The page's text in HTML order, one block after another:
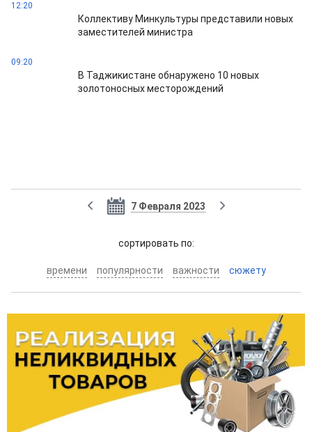
12:20
Коллективу Минкультуры представили новых
заместителей министра
09:20
В Таджикистане обнаружено 10 новых
золотоносных месторождений
7 Февраля 2023
cортировать по:
времени популярности важности сюжету